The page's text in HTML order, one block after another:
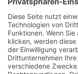
Impressum
Datenschutz
ASB.de